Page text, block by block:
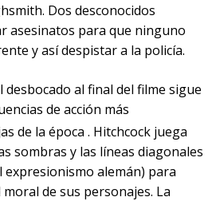
Dos desconocidos
asesinatos para que ninguno
y así despistar a la policía.
desbocado al final del filme sigue
de acción más
de la época . Hitchcock juega
sombras y las líneas diagonales
expresionismo alemán) para
de sus personajes. La